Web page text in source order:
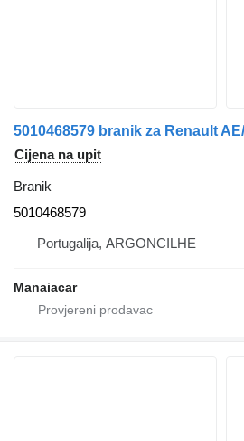
Cijena na upit
Branik
5010468579
Portugalija, ARGONCILHE
Manaiacar